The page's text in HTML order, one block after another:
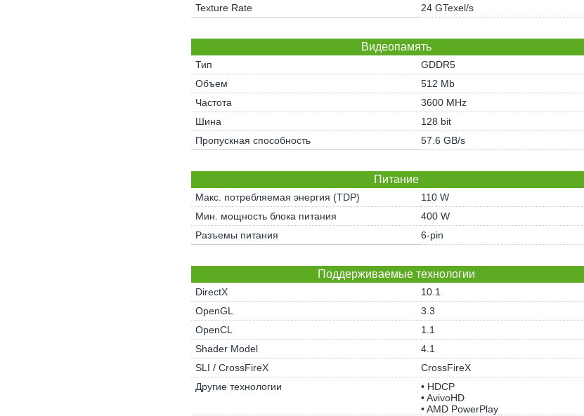
Texture Rate
24 GTexel/s
Видеопамять
Тип
GDDR5
Объем
512 Mb
Частота
3600 MHz
Шина
128 bit
Пропускная способность
57.6 GB/s
Питание
Макс. потребляемая энергия (TDP)
110 W
Мин. мощность блока питания
400 W
Разъемы питания
6-pin
Поддерживаемые технологии
DirectX
10.1
OpenGL
3.3
OpenCL
1.1
Shader Model
4.1
SLI / CrossFireX
CrossFireX
Другие технологии
• HDCP
• AvivoHD
• AMD PowerPlay